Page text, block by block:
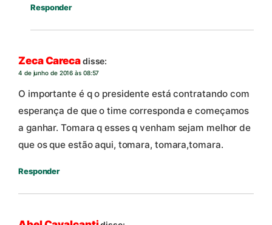
Responder
Zeca Carecadisse:
4 de junho de 2016 às 08:57
O importante é q o presidente está contratando com
esperança de que o time corresponda e começamos
a ganhar. Tomara q esses q venham sejam melhor de
que os que estão aqui, tomara, tomara,tomara.
Responder